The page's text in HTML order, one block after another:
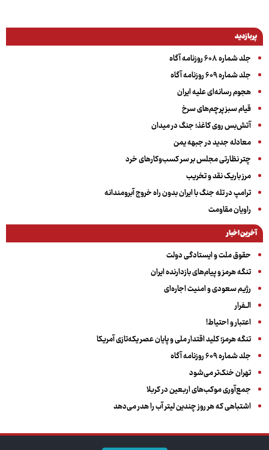
پربازدید
جلد شماره ۶۰۸ روزنامه آگاه
جلد شماره ۶۰۹ روزنامه آگاه
هجوم رسانه‌ای علیه ایران
قیام سبز پرچم‌های سرخ
آتش‌بس روی کاغذ؛ جنگ در میدان
معادله جدید در جبهه یمن
چتر نظارتی مجلس بر سر کسب‌وکارهای خرد
مرز باریک نقد و تخریب
ترامپ در تله جنگ با ایران بدون راه خروج آبرومندانه
راویان مقاومت
آخرین اخبار
حقوق ملت و ایستادگی دولت
تنگه هرمز و پیام‌های بازدارنده ایران
رژیم سعودی و امنیت اجاره‌ای
الــفرار
اعتبار و احتیاط!
تنگه هرمز؛ کلید اقتدار ملی و پایان عصر یکه‌تازی آمریکا
جلد شماره ۶۰۹ روزنامه آگاه
تهران خنک‌تر می‌شود
جمع‌آوری موکب‌های اربعین در کربلا
اشتباهی که هر روز چندین لیتر آب را هدر می‌دهد